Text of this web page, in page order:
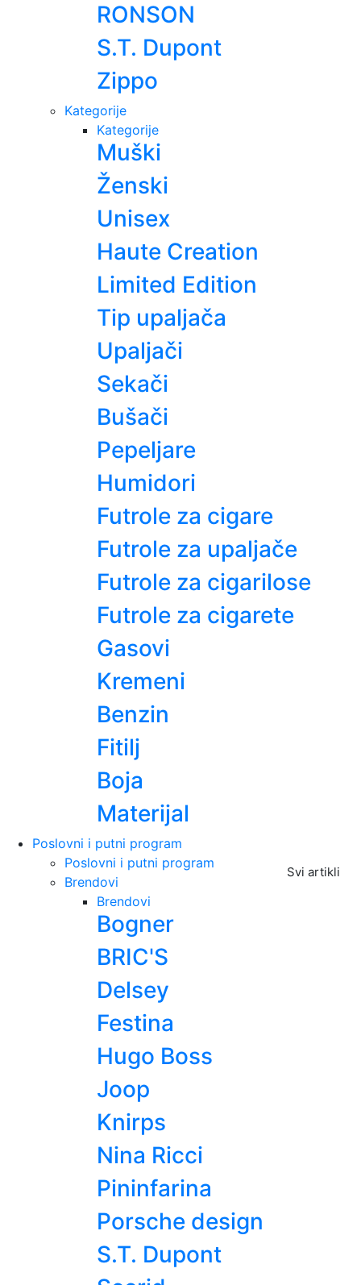
RONSON
S.T. Dupont
Zippo
Kategorije
Kategorije
Muški
Ženski
Unisex
Haute Creation
Limited Edition
Tip upaljača
Upaljači
Sekači
Bušači
Pepeljare
Humidori
Futrole za cigare
Futrole za upaljače
Futrole za cigarilose
Futrole za cigarete
Gasovi
Kremeni
Benzin
Fitilj
Boja
Materijal
Poslovni i putni program
Svi artikli
Poslovni i putni program
Brendovi
Brendovi
Bogner
BRIC'S
Delsey
Festina
Hugo Boss
Joop
Knirps
Nina Ricci
Pininfarina
Porsche design
S.T. Dupont